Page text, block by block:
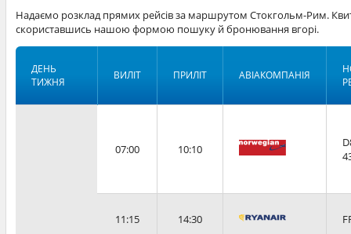
Надаємо розклад прямих рейсів за маршрутом Стокгольм-Рим.
скориставшись нашою формою пошуку й бронювання вгорі.
ДЕНЬ
ТИЖНЯ
ВИЛІТ ПРИЛІТ АВІАКОМПАНІЯ
07:00 10:10
11:15 14:30